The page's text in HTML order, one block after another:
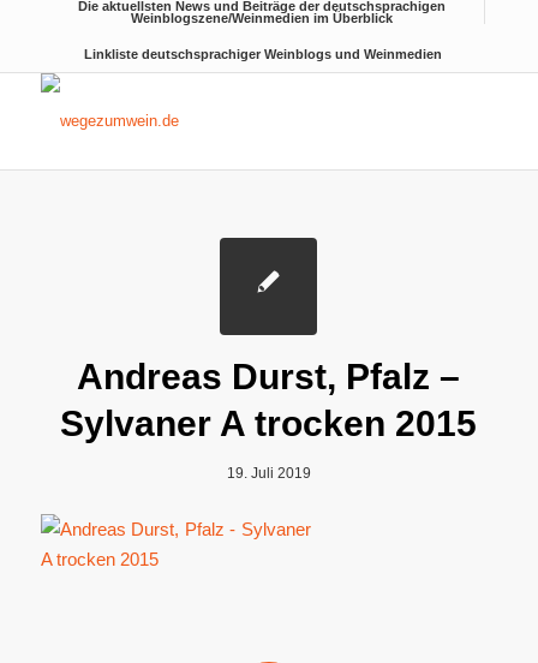
Die aktuellsten News und Beiträge der deutschsprachigen
Weinblogszene/Weinmedien im Überblick
Linkliste deutschsprachiger Weinblogs und Weinmedien
Andreas Durst, Pfalz –
Sylvaner A trocken 2015
19. Juli 2019